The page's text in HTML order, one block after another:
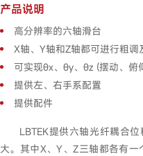
产品说明
高分辨率的六轴滑台
X轴、Y轴和Z轴都可进行粗
可实现θx、θy、θz (摆动、俯
提供左、右手系配置
提供配件
LBTEK提供六轴光纤耦合
大。其中X、Y、Z三轴都各有